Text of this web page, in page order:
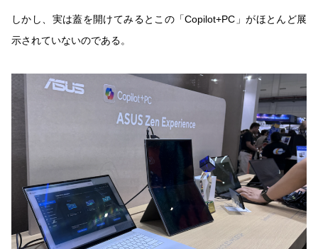
しかし、実は蓋を開けてみるとこの「Copilot+PC」がほとんど展
示されていないのである。